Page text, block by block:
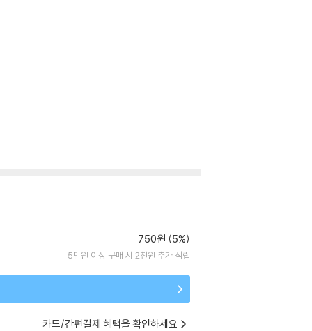
750원 (5%)
5만원 이상 구매 시 2천원 추가 적립
카드/간편결제 혜택을 확인하세요